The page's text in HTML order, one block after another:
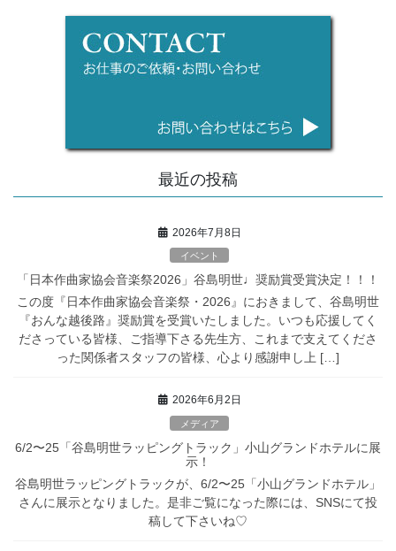
最近の投稿
2026年7月8日
イベント
「日本作曲家協会音楽祭2026」谷島明世♩奨励賞受賞決定！！！
この度『日本作曲家協会音楽祭・2026』におきまして、谷島明世
『おんな越後路』奨励賞を受賞いたしました。いつも応援してく
ださっている皆様、ご指導下さる先生方、これまで支えてくださ
った関係者スタッフの皆様、心より感謝申し上 […]
2026年6月2日
メディア
6/2〜25「谷島明世ラッピングトラック」小山グランドホテルに展
示！
谷島明世ラッピングトラックが、6/2〜25「小山グランドホテル」
さんに展示となりました。是非ご覧になった際には、SNSにて投
稿して下さいね♡